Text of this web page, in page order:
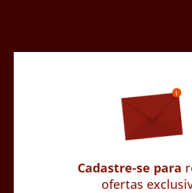
Cadastre-se para
ofertas